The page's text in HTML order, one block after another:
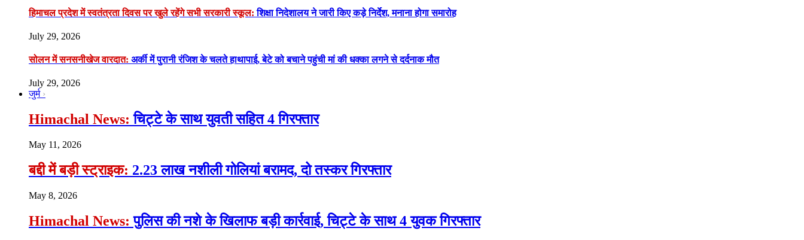
हिमाचल प्रदेश में स्वतंत्रता दिवस पर खुले रहेंगे सभी सरकारी स्कूल: शिक्षा निदेशालय ने जारी किए कड़े निर्देश, मनाना होगा समारोह
July 29, 2026
सोलन में सनसनीखेज वारदात: अर्की में पुरानी रंजिश के चलते हाथापाई, बेटे को बचाने पहुंची मां की धक्का लगने से दर्दनाक मौत
July 29, 2026
जुर्म
Himachal News: चिट्टे के साथ युवती सहित 4 गिरफ्तार
May 11, 2026
बद्दी में बड़ी स्ट्राइक: 2.23 लाख नशीली गोलियां बरामद, दो तस्कर गिरफ्तार
May 8, 2026
Himachal News: पुलिस की नशे के खिलाफ बड़ी कार्रवाई, चिट्टे के साथ 4 युवक गिरफ्तार